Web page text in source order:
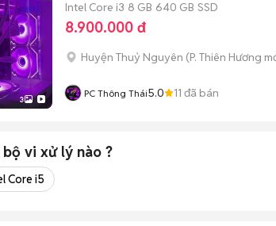
3
Intel Core i3 8 GB 640 GB SSD
8.900.000 đ
Huyện Thuỷ Nguyên (P. Thiên Hương
PC Thông Thái5.0 11 đã bán
bộ vi xử lý nào ?
Core i5